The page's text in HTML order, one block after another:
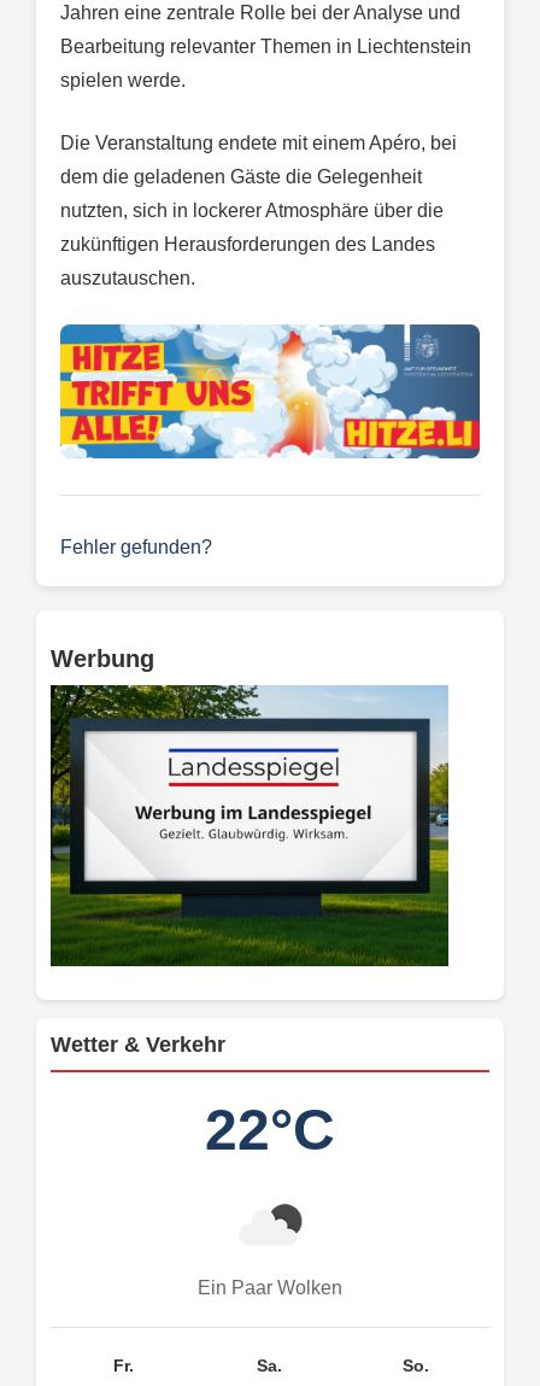
Jahren eine zentrale Rolle bei der Analyse und
Bearbeitung relevanter Themen in Liechtenstein
spielen werde.
Die Veranstaltung endete mit einem Apéro, bei
dem die geladenen Gäste die Gelegenheit
nutzten, sich in lockerer Atmosphäre über die
zukünftigen Herausforderungen des Landes
auszutauschen.
Fehler gefunden?
Werbung
Wetter & Verkehr
22°C
Ein Paar Wolken
Fr. Sa. So.